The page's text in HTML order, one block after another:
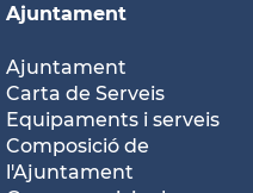
Ajuntament
Ajuntament
Carta de Serveis
Equipaments i serveis
Composició de
l'Ajuntament